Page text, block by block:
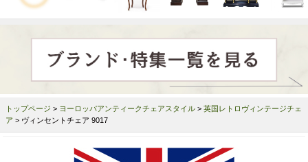
トップページ > ヨーロッパアンティークチェアスタイル > 英国レトロヴィンテージチェ
ア > ヴィンセントチェア 9017